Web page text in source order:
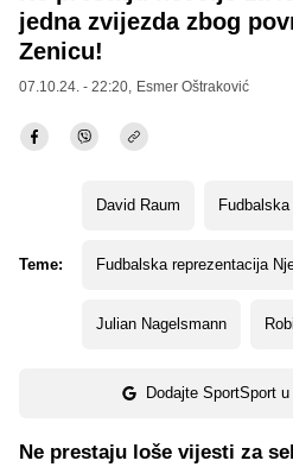
jedna zvijezda zbog
Zenicu!
07.10.24. - 22:20, Esmer Oštraković
Teme:
David Raum
Fudbalska reprezentacija
Julian Nagelsmann
Dodajte SportSport
Ne prestaju loše vijesti za